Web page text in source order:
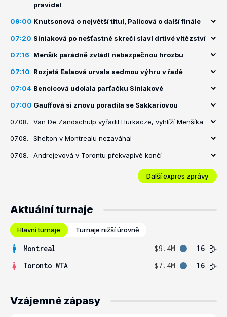
pravidel
09:00 Knutsonová o největší titul, Palicová o další finále
07:20 Siniaková po nešťastné skreči slaví drtivé vítězství
07:16 Menšík parádně zvládl nebezpečnou hrozbu
07:10 Rozjetá Ealaová urvala sedmou výhru v řadě
07:04 Bencicová udolala parťačku Siniakové
07:00 Gauffová si znovu poradila se Sakkariovou
07.08. Van De Zandschulp vyřadil Hurkacze, vyhlíží Menšíka
07.08. Shelton v Montrealu nezaváhal
07.08. Andrejevová v Torontu překvapivě končí
Další expres zprávy
Aktuální turnaje
Hlavní turnaje Turnaje nižší úrovně
Montreal $9.4M
16
Toronto WTA
$7.4M 16
Vzájemné zápasy